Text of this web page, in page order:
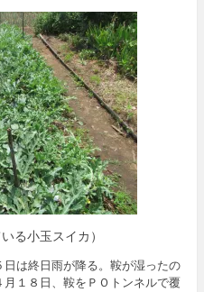
る小玉スイカ）
は終日雨が降る。鞍が湿ったの
１８日、鞍をＰＯトンネルで覆